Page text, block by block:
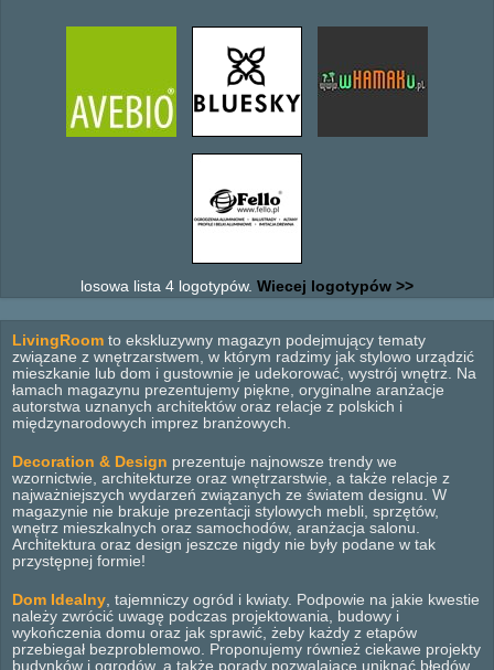
losowa lista 4 logotypów. Wiecej logotypów >>
LivingRoom to ekskluzywny magazyn podejmujący tematy
związane z wnętrzarstwem, w którym radzimy jak stylowo urządzić
mieszkanie lub dom i gustownie je udekorować, wystrój wnętrz. Na
łamach magazynu prezentujemy piękne, oryginalne aranżacje
autorstwa uznanych architektów oraz relacje z polskich i
międzynarodowych imprez branżowych.
Decoration & Design prezentuje najnowsze trendy we
wzornictwie, architekturze oraz wnętrzarstwie, a także relacje z
najważniejszych wydarzeń związanych ze światem designu. W
magazynie nie brakuje prezentacji stylowych mebli, sprzętów,
wnętrz mieszkalnych oraz samochodów, aranżacja salonu.
Architektura oraz design jeszcze nigdy nie były podane w tak
przystępnej formie!
Dom Idealny, tajemniczy ogród i kwiaty. Podpowie na jakie kwestie
należy zwrócić uwagę podczas projektowania, budowy i
wykończenia domu oraz jak sprawić, żeby każdy z etapów
przebiegał bezproblemowo. Proponujemy również ciekawe projekty
budynków i ogrodów, a także porady pozwalające uniknąć błędów